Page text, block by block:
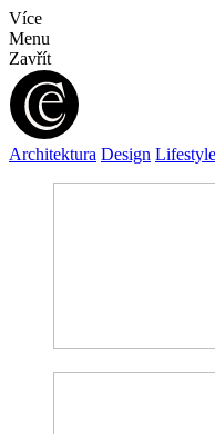
Více
Menu
Zavřít
Architektura Design Lifestyle